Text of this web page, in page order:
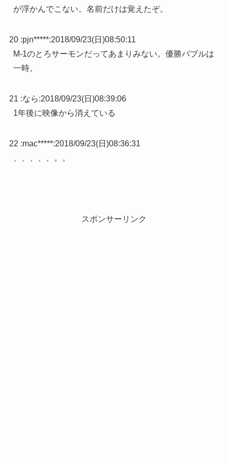
が浮かんでこない。名前だけは覚えたぞ。
20 :pjn*****:2018/09/23(日)08:50:11
M-1のとろサーモンだってあまりみない。優勝バブルは
一時。
21 :なら:2018/09/23(日)08:39:06
1年後に映像から消えている
22 :mac*****:2018/09/23(日)08:36:31
、、、、、。。
スポンサーリンク